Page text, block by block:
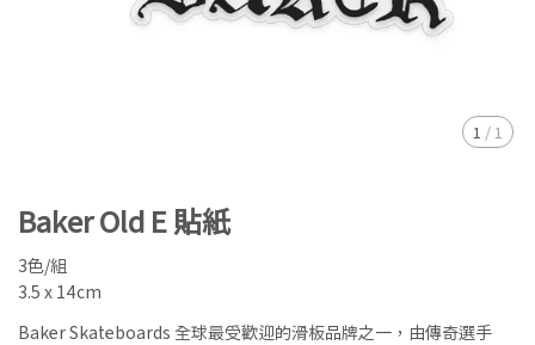
1 / 1
Baker Old E 貼紙
3色/組
3.5 x 14cm
Baker Skateboards 全球最受歡迎的滑板品牌之一，由傳奇選手